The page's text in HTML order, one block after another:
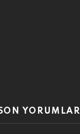
YORUMLAR